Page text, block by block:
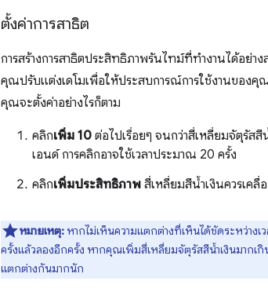
ตั้งค่าการสาธิต
การสร้างการสาธิตประสิทธิภาพรันไทม์ที่ทำงานได้อย่
คุณปรับแต่งเดโมเพื่อให้ประสบการณ์การใช้งานขอ
คุณจะตั้งค่าอย่างไรก็ตาม
คลิกเพิ่ม 10 ต่อไปเรื่อยๆ จนกว่าสี่เหลี่ยมจัตุรัส
เอนด์ การคลิกอาจใช้เวลาประมาณ 20 ครั้ง
คลิกเพิ่มประสิทธิภาพ สี่เหลี่ยมสีน้ำเงินควรเคลื่
หมายเหตุ: หากไม่เห็นความแตกต่างที่เห็นได้ชัดระหว่า
ครั้งแล้วลองอีกครั้ง หากคุณเพิ่มสี่เหลี่ยมจัตุรัสสีน้ำเงินมากเ
แตกต่างกันมากนัก